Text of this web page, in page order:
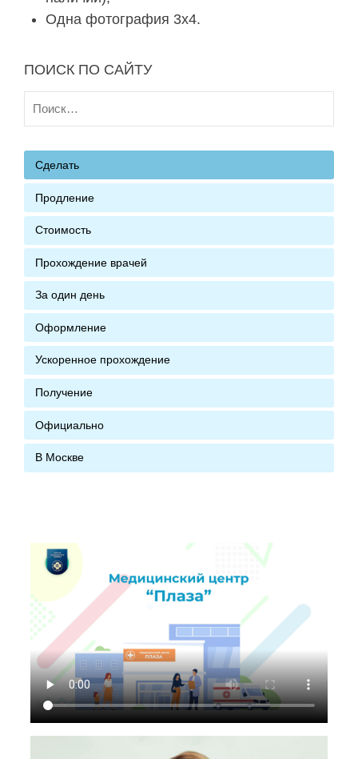
Одна фотография 3х4.
ПОИСК ПО САЙТУ
Сделать
Продление
Стоимость
Прохождение врачей
За один день
Оформление
Ускоренное прохождение
Получение
Официально
В Москве